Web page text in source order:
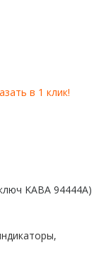
в 1 клик!
KABA 94444A)